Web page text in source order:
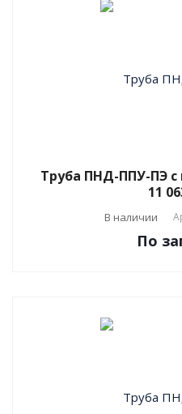
Труба ПНД-ППУ-ПЭ с
11
В наличии
По